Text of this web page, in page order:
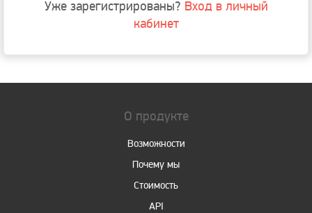
Уже зарегистрированы? Вход в личный
кабинет
О продукте
Возможности
Почему мы
Стоимость
API